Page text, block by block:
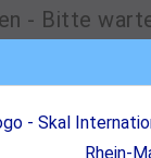
- Bitte